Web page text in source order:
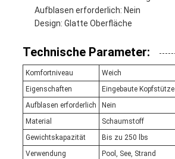
Aufblasen erforderlich: Nein
Design: Glatte Oberfläche
Technische Parameter:
Komfortniveau
Weich
Eigenschaften
Eingebaute Kopfstütze
Aufblasen erforderlich
Nein
Material
Schaumstoff
Gewichtskapazität
Bis zu 250 lbs
Verwendung
Pool, See, Strand